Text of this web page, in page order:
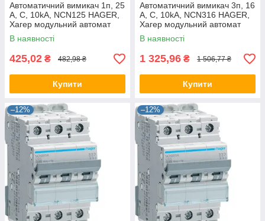
Автоматичний вимикач 1п, 25
А, C, 10kA, NCN125 HAGER,
Хагер модульний автомат
для щитів і боксів
В наявності
425,02 ₴ 482,98 ₴
Купити
Автоматичний вимикач 3п, 16
А, C, 10kA, NCN316 HAGER,
Хагер модульний автомат
для щитів і боксів
В наявності
1 325,96 ₴ 1 506,77 ₴
Купити
–12% –12%